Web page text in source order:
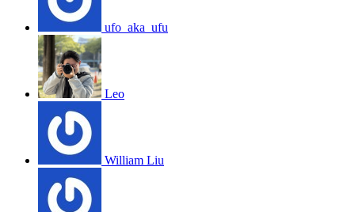
ufo_aka_ufu
Leo
William Liu